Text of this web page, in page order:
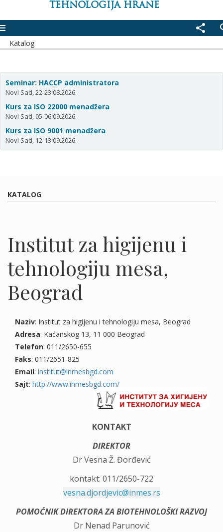
TEHNOLOGIJA HRANE
share
Katalog
Seminar: HACCP administratora
Novi Sad, 22-23.08.2026.
Kurs za ISO 22000 menadžera
Novi Sad, 05-06.09.2026.
Kurs za ISO 9001 menadžera
Novi Sad, 12-13.09.2026.
KATALOG
Institut za higijenu i
tehnologiju mesa,
Beograd
Naziv: Institut za higijenu i tehnologiju mesa, Beograd
Adresa: Kaćanskog 13, 11 000 Beograd
Telefon: 011/2650-655
Faks: 011/2651-825
Email: institut@inmesbgd.com
Sajt: http://www.inmesbgd.com/
KONTAKT
DIREKTOR
Dr Vesna Ž. Đorđević
kontakt: 011/2650-722
vesna.djordjevic@inmes.rs
POMOĆNIK DIREKTORA ZA BIOTEHNOLOŠKI RAZVOJ
Dr Nenad Parunović